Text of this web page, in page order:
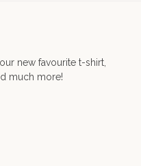
new favourite t-shirt,
much more!